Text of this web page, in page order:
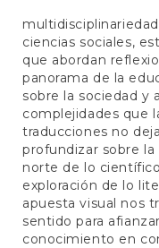
ciencias sociales,
que abordan
panorama de la
sobre la sociedad y
complejidades que
traducciones no
profundizar sobre
norte de lo
exploración de lo
apuesta visual nos
sentido para
conocimiento en